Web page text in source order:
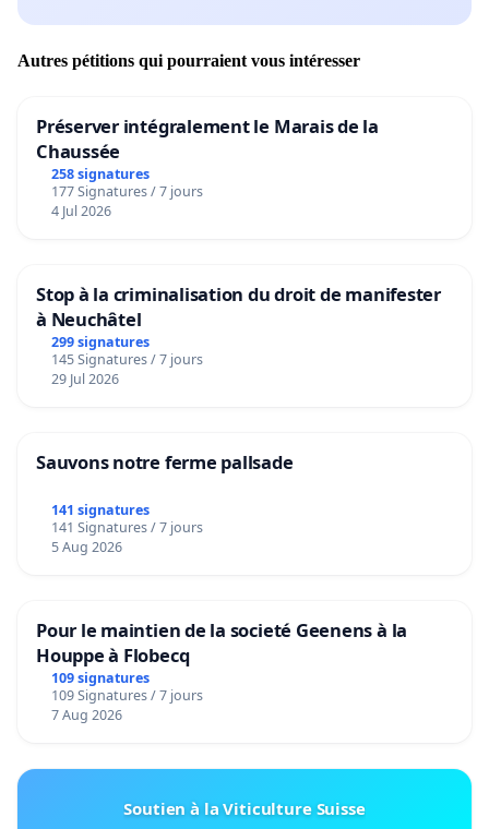
Autres pétitions qui pourraient vous intéresser
Préserver intégralement le Marais de la
Chaussée
258 signatures
177 Signatures / 7 jours
4 Jul 2026
Stop à la criminalisation du droit de manifester
à Neuchâtel
299 signatures
145 Signatures / 7 jours
29 Jul 2026
Sauvons notre ferme pallsade
141 signatures
141 Signatures / 7 jours
5 Aug 2026
Pour le maintien de la societé Geenens à la
Houppe à Flobecq
109 signatures
109 Signatures / 7 jours
7 Aug 2026
Soutien à la Viticulture Suisse